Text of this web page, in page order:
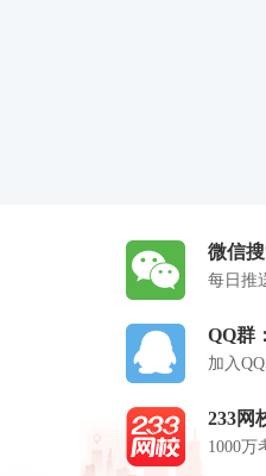
微信
每日推
QQ群
加入
233网
1000万